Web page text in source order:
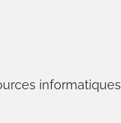
informatiques